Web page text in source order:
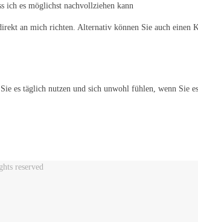
ich es möglichst nachvollziehen kann
an mich richten. Alternativ können Sie auch einen
es täglich nutzen und sich unwohl fühlen, wenn
reserved